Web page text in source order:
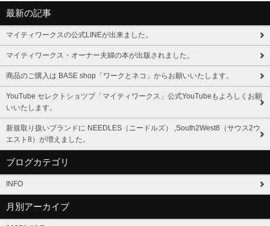
最新の記事
マイティワークスの公式LINEが出来ました。
マイティワークス・オーナー夫婦の本が出版されました。
商品のご購入は BASE shop「ワークとネコ」からお願いいたします。
YouTube セレクトショツプ「マイティワークス」公式YouTubeもよろしくお願
いいたします。
新規取り扱いブランドに NEEDLES（ニードルズ） ,South2West8（サウス2ウ
エスト8）が増えました。
ブログカテゴリ
INFO
月別アーカイブ